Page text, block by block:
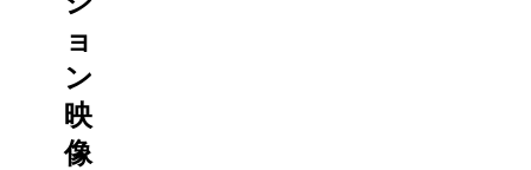
ョ
ン
映
像